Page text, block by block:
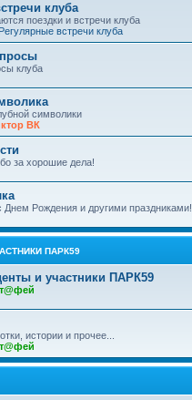
клуба
поездки и встречи клуба
Регулярные встречи клуба
клуба
символики
ВК
за хорошие дела!
Днем Рождения и другими праздниками!
ПАРК59
и участники ПАРК59
истории и прочее...